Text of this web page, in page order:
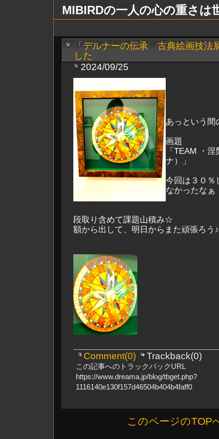
MIBIRDの一人の心の重さは
「デルナーの伝承 古典絵画技法
した
2024/09/25
あっという間
画題
「TEAM ・
ナ）」
今回は３０％
なかったなぁ
段取り含めて課題山積み☆
額から出して、明日からまた頑張ろう♪
Comment(0) Trackback(0)
この記事へのトラックバックURL
https://www.dreama.jp/blog/tbget.php?
1116140e130f157d46504b404b4faff0
このページのTOP